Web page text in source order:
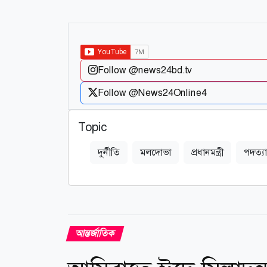
Follow @news24bd.tv
Follow @News24Online4
Topic
দুর্নীতি মলদোভা প্রধানমন্ত্রী
আন্তর্জাতিক